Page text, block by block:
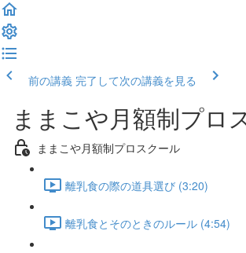
前の講義 完了して次の講義を見る
ままこや月額制プロ
ままこや月額制プロスクール
離乳食の際の道具選び (3:20)
離乳食とそのときのルール (4:54)